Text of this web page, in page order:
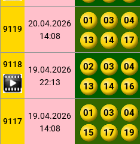
9119
20.04.2026
14:08
01 03 04
13
14 17
9118
19.04.2026
22:13
02 03 04
13
14 16
9117
19.04.2026
14:08
01 03 04
15
17 19